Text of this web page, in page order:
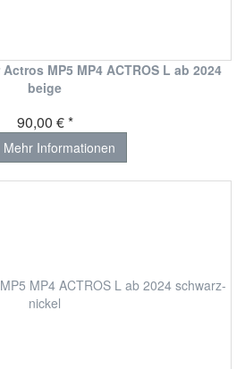
MP5 MP4 ACTROS L ab 2024
beige
90,00 € *
Mehr Informationen